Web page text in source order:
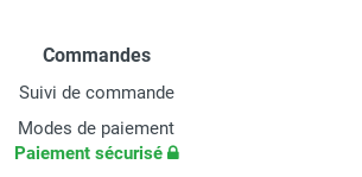
Commandes
Suivi de commande
Modes de paiement
Paiement sécurisé